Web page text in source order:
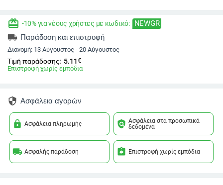
redeem -10% για νέους χρήστες με κωδικό: NEWGR
local_shipping Παράδοση και επιστροφή
Διανομή: 13 Αύγουστος - 20 Αύγουστος
Τιμή παράδοσης: 5.11€
Επιστροφή χωρίς εμπόδια
security Ασφάλεια αγορών
lock Ασφάλεια πληρωμής policy Ασφάλεια στα προσωπικά
δεδομένα
local_shipping Ασφαλής παράδοση assignment_return Επιστροφή χωρίς εμπόδια